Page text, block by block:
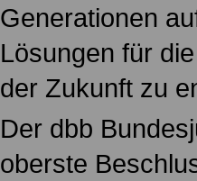
Generationen
Lösungen für
der Zukunft zu
Der dbb
oberste